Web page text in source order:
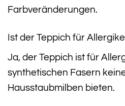
Farbveränderungen.
Ist der Teppich für
Ja, der Teppich ist für
synthetischen Fasern
Hausstaubmilben bieten.